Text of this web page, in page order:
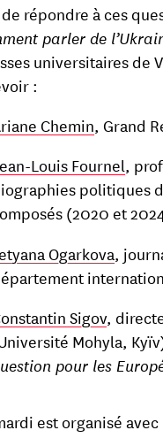
répondre à ces
parler de
universitaires de
:
Chemin, Grand
Louis Fournel,
politiques
(2020 et
Ogarkova,
Sigov,
Mohyla,
pour les
est organisé